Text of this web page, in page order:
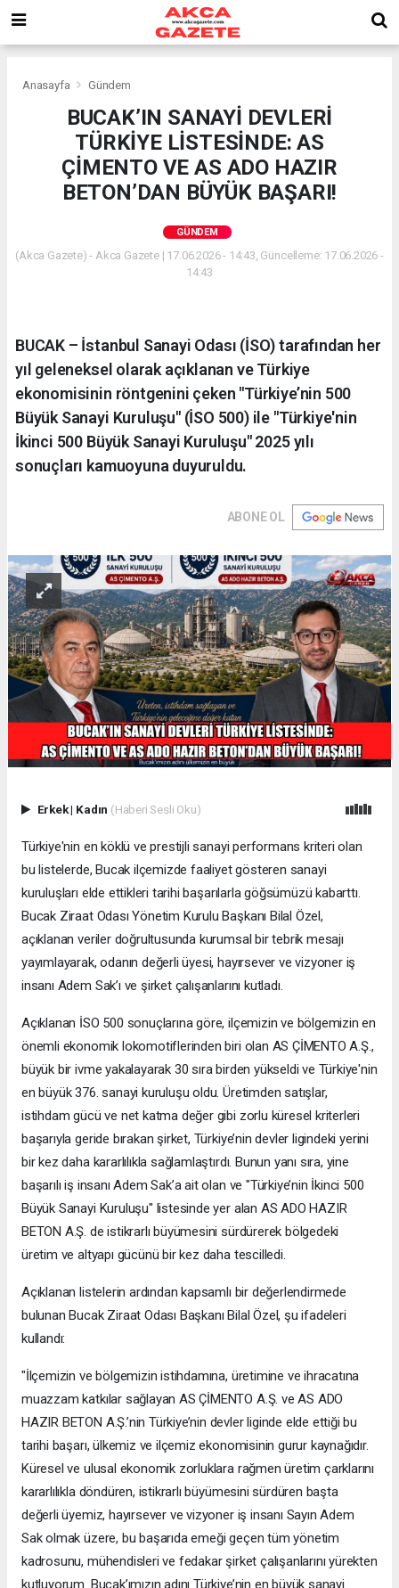
Anasayfa Gündem
BUCAK’IN SANAYİ DEVLERİ
TÜRKİYE LİSTESİNDE: AS
ÇİMENTO VE AS ADO HAZIR
BETON’DAN BÜYÜK BAŞARI!
GÜNDEM
(Akca Gazete) - Akca Gazete | 17.06.2026 - 14:43, Güncelleme: 17.06.2026 -
14:43
BUCAK – İstanbul Sanayi Odası (İSO) tarafından her
yıl geleneksel olarak açıklanan ve Türkiye
ekonomisinin röntgenini çeken "Türkiye’nin 500
Büyük Sanayi Kuruluşu" (İSO 500) ile "Türkiye'nin
İkinci 500 Büyük Sanayi Kuruluşu" 2025 yılı
sonuçları kamuoyuna duyuruldu.
ABONE OL
Erkek| Kadın (Haberi Sesli Oku)
Türkiye'nin en köklü ve prestijli sanayi performans kriteri olan
bu listelerde, Bucak ilçemizde faaliyet gösteren sanayi
kuruluşları elde ettikleri tarihi başarılarla göğsümüzü kabarttı.
Bucak Ziraat Odası Yönetim Kurulu Başkanı Bilal Özel,
açıklanan veriler doğrultusunda kurumsal bir tebrik mesajı
yayımlayarak, odanın değerli üyesi, hayırsever ve vizyoner iş
insanı Adem Sak’ı ve şirket çalışanlarını kutladı.
Açıklanan İSO 500 sonuçlarına göre, ilçemizin ve bölgemizin en
önemli ekonomik lokomotiflerinden biri olan AS ÇİMENTO A.Ş.,
büyük bir ivme yakalayarak 30 sıra birden yükseldi ve Türkiye'nin
en büyük 376. sanayi kuruluşu oldu. Üretimden satışlar,
istihdam gücü ve net katma değer gibi zorlu küresel kriterleri
başarıyla geride bırakan şirket, Türkiye’nin devler ligindeki yerini
bir kez daha kararlılıkla sağlamlaştırdı. Bunun yanı sıra, yine
başarılı iş insanı Adem Sak’a ait olan ve "Türkiye’nin İkinci 500
Büyük Sanayi Kuruluşu" listesinde yer alan AS ADO HAZIR
BETON A.Ş. de istikrarlı büyümesini sürdürerek bölgedeki
üretim ve altyapı gücünü bir kez daha tescilledi.
Açıklanan listelerin ardından kapsamlı bir değerlendirmede
bulunan Bucak Ziraat Odası Başkanı Bilal Özel, şu ifadeleri
kullandı:
"İlçemizin ve bölgemizin istihdamına, üretimine ve ihracatına
muazzam katkılar sağlayan AS ÇİMENTO A.Ş. ve AS ADO
HAZIR BETON A.Ş.’nin Türkiye’nin devler liginde elde ettiği bu
tarihi başarı, ülkemiz ve ilçemiz ekonomisinin gurur kaynağıdır.
Küresel ve ulusal ekonomik zorluklara rağmen üretim çarklarını
kararlılıkla döndüren, istikrarlı büyümesini sürdüren başta
değerli üyemiz, hayırsever ve vizyoner iş insanı Sayın Adem
Sak olmak üzere, bu başarıda emeği geçen tüm yönetim
kadrosunu, mühendisleri ve fedakar şirket çalışanlarını yürekten
kutluyorum. Bucak’ımızın adını Türkiye’nin en büyük sanayi